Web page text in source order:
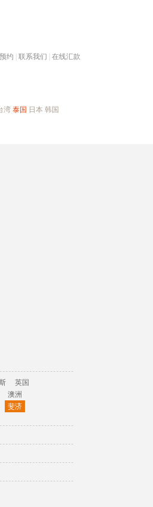
约 联系我们 在线汇款
湾 泰国 日本 韩国
英国
澳洲
斐济